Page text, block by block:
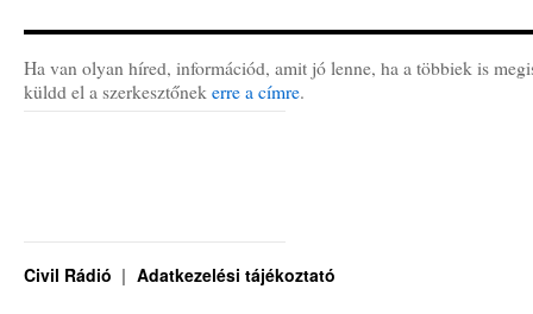
Ha van olyan híred, információd, amit jó lenne, ha a többiek is
küldd el a szerkesztőnek erre a címre.
Civil Rádió Adatkezelési tájékoztató